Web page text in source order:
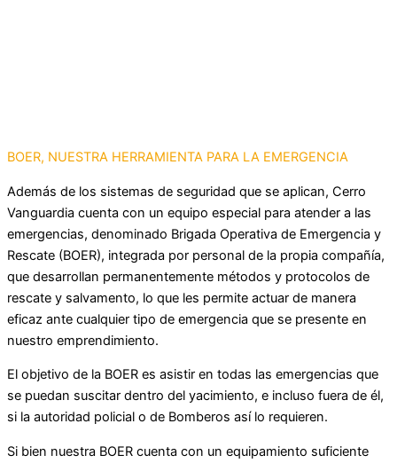
BOER, NUESTRA HERRAMIENTA PARA LA EMERGENCIA
Además de los sistemas de seguridad que se aplican, Cerro
Vanguardia cuenta con un equipo especial para atender a las
emergencias, denominado Brigada Operativa de Emergencia y
Rescate (BOER), integrada por personal de la propia compañía,
que desarrollan permanentemente métodos y protocolos de
rescate y salvamento, lo que les permite actuar de manera
eficaz ante cualquier tipo de emergencia que se presente en
nuestro emprendimiento.
El objetivo de la BOER es asistir en todas las emergencias que
se puedan suscitar dentro del yacimiento, e incluso fuera de él,
si la autoridad policial o de Bomberos así lo requieren.
Si bien nuestra BOER cuenta con un equipamiento suficiente